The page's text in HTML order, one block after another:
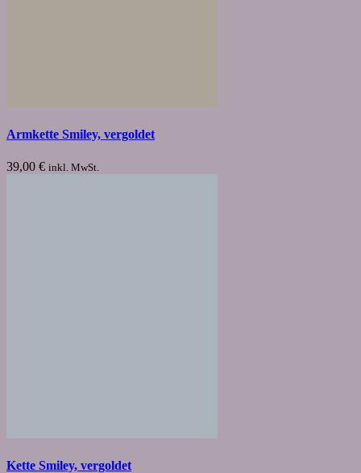
Armkette Smiley, vergoldet
39,00 € inkl. MwSt.
Kette Smiley, vergoldet